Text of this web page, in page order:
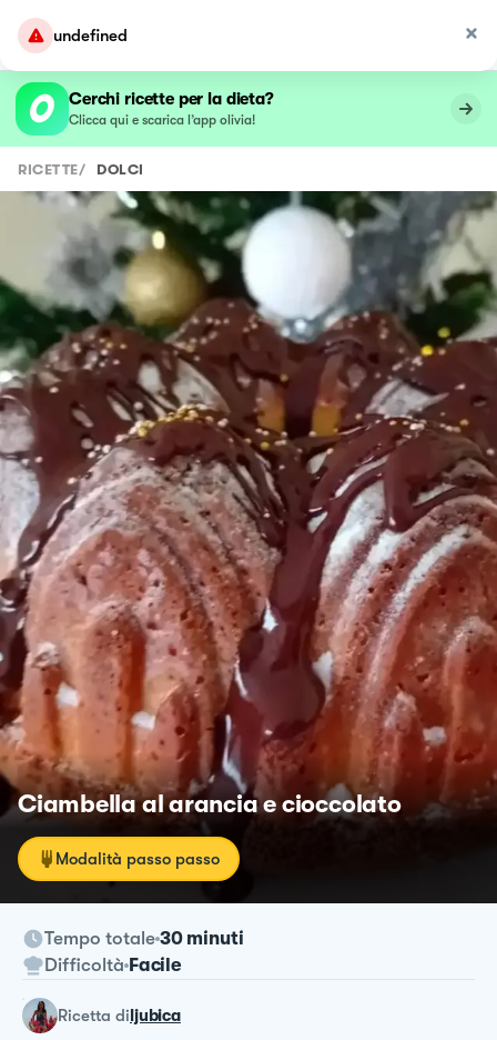
undefined
Cerchi ricette per la dieta?
Clicca qui e scarica l’app olivia!
RICETTE/ DOLCI
Ciambella al arancia e cioccolato
Modalità passo passo
Tempo totale 30 minuti
Difficoltà Facile
ricetta diljubica